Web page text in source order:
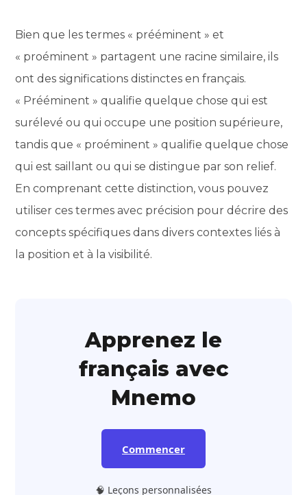
Bien que les termes « prééminent » et
« proéminent » partagent une racine similaire, ils
ont des significations distinctes en français.
« Prééminent » qualifie quelque chose qui est
surélevé ou qui occupe une position supérieure,
tandis que « proéminent » qualifie quelque chose
qui est saillant ou qui se distingue par son relief.
En comprenant cette distinction, vous pouvez
utiliser ces termes avec précision pour décrire des
concepts spécifiques dans divers contextes liés à
la position et à la visibilité.
Apprenez le
français avec
Mnemo
Commencer
🧠 Leçons personnalisées